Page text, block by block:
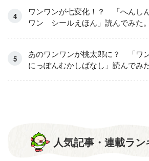
ワンワンが七変化！？ 「へんし
ワン シールえほん」読んでみた。
あのワンワンが桃太郎に？ 「ワ
にっぽんむかしばなし」読んでみ
人気記事・連載ラ